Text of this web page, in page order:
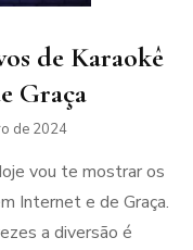
de Karaokê
Graça
de 2024
vou te mostrar os
Internet e de Graça.
a diversão é